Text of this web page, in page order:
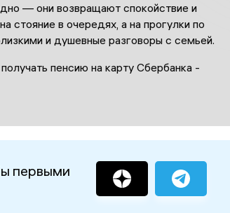
— они возвращают спокойствие и
стояние в очередях, а на прогулки по
и душевные разговоры с семьей.
пенсию на карту Сбербанка -
первыми